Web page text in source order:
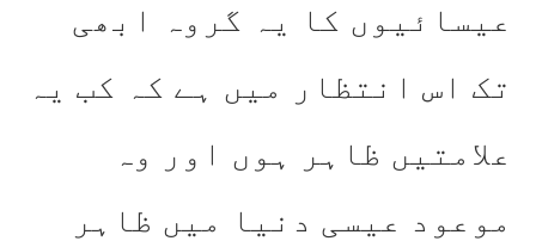
عیسائیوں کا یہ گروہ ابھی
تک اس انتظار میں ہے کہ کب یہ
علامتیں ظاہر ہوں اور وہ
موعود عیسی دنیا میں ظاہر